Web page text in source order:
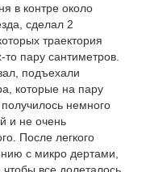
в контре около
сделал 2
траектория
то пару сантиметров.
подъехали
которые на пару
немного
и не очень
После легкого
с микро дертами,